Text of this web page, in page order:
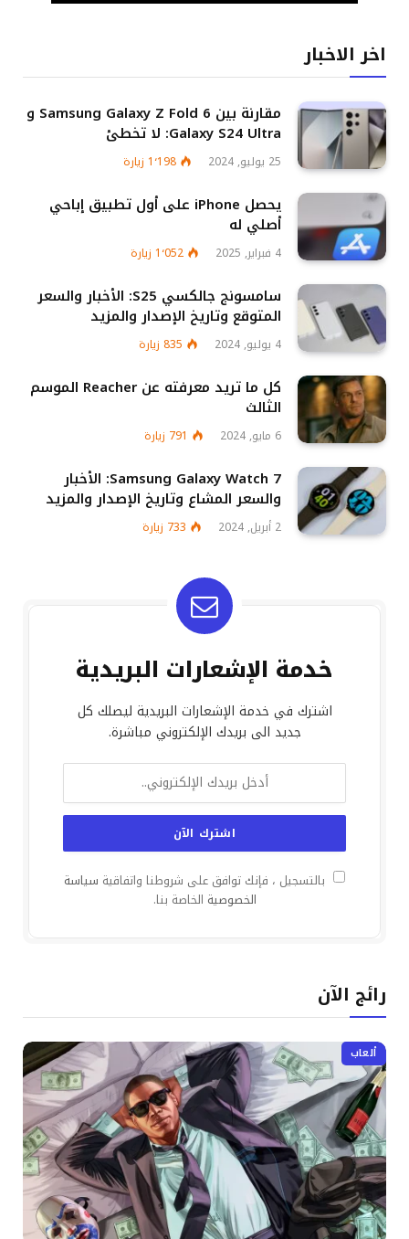
اخر الاخبار
مقارنة بين Samsung Galaxy Z Fold 6 و
Galaxy S24 Ultra: لا تخطئ
25 يوليو, 2024 1٬198 زيارة
يحصل iPhone على أول تطبيق إباحي
أصلي له
4 فبراير, 2025 1٬052 زيارة
سامسونج جالكسي S25: الأخبار والسعر
المتوقع وتاريخ الإصدار والمزيد
4 يوليو, 2024 835 زيارة
كل ما تريد معرفته عن Reacher الموسم
الثالث
6 مايو, 2024 791 زيارة
Samsung Galaxy Watch 7: الأخبار
والسعر المشاع وتاريخ الإصدار والمزيد
2 أبريل, 2024 733 زيارة
خدمة الإشعارات البريدية
اشترك في خدمة الإشعارات البريدية ليصلك كل
جديد الى بريدك الإلكتروني مباشرة.
بالتسجيل ، فإنك توافق على شروطنا واتفاقية سياسة
الخصوصية الخاصة بنا.
رائج الآن
ألعاب